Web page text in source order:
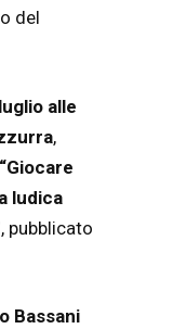
del
alle
,
“Giocare
ludica
, pubblicato
Bassani